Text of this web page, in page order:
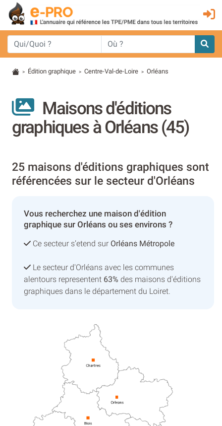
> Édition graphique > Centre-Val-de-Loire > Orléans
Maisons d'éditions
graphiques à Orléans (45)
25 maisons d'éditions graphiques sont
référencées sur le secteur d'Orléans
Vous recherchez une maison d'édition
graphique sur Orléans ou ses environs ?
Ce secteur s’etend sur Orléans Métropole
Le secteur d'Orléans avec les communes
alentours representent 63% des maisons d'éditions
graphiques dans le département du Loiret.